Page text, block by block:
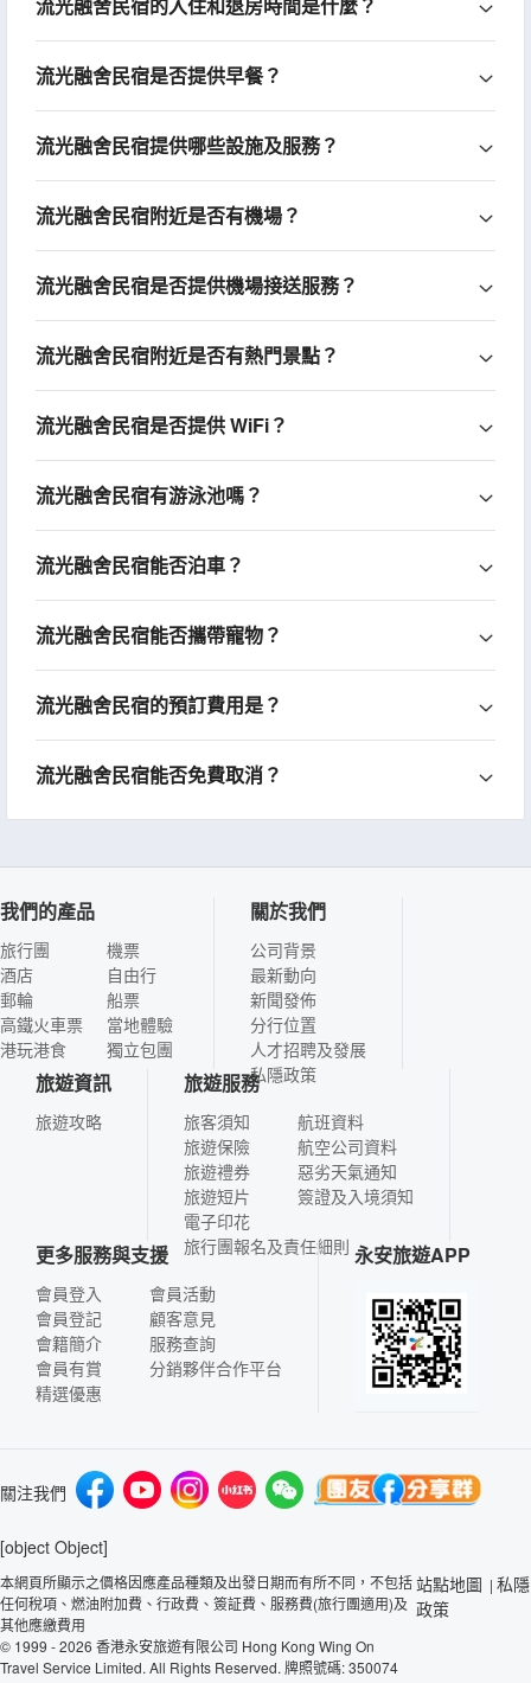
流光融舍民宿的入住和退房時間是什麼？
流光融舍民宿是否提供早餐？
流光融舍民宿提供哪些設施及服務？
流光融舍民宿附近是否有機場？
流光融舍民宿是否提供機場接送服務？
流光融舍民宿附近是否有熱門景點？
流光融舍民宿是否提供 WiFi？
流光融舍民宿有游泳池嗎？
流光融舍民宿能否泊車？
流光融舍民宿能否攜帶寵物？
流光融舍民宿的預訂費用是？
流光融舍民宿能否免費取消？
我們的產品
旅行團
酒店
郵輪
高鐵火車票
港玩港食
機票
自由行
船票
當地體驗
獨立包團
關於我們
公司背景
最新動向
新聞發佈
分行位置
人才招聘及發展
私隱政策
旅遊資訊
旅遊攻略
旅遊服務
旅客須知
旅遊保險
旅遊禮券
旅遊短片
電子印花
航班資料
航空公司資料
惡劣天氣通知
簽證及入境須知
旅行團報名及責任細則
更多服務與支援
會員登入
會員登記
會籍簡介
會員有賞
精選優惠
會員活動
顧客意見
服務查詢
分銷夥伴合作平台
永安旅遊APP
關注我們
[object Object]
本網頁所顯示之價格因應產品種類及出發日期而有所不同，不包括
任何稅項、燃油附加費、行政費、簽証費、服務費(旅行團適用)及
其他應繳費用
© 1999 - 2026 香港永安旅遊有限公司 Hong Kong Wing On
Travel Service Limited. All Rights Reserved. 牌照號碼: 350074
站點地圖 | 私隱
政策